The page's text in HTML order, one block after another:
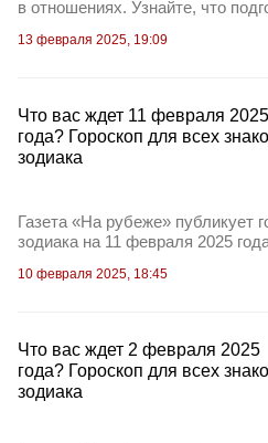
в отношениях. Узнайте, что
13 февраля 2025, 19:09
Что вас ждет 11 февраля 2025
года? Гороскоп для всех
зодиака
Газета «На рубеже» публикует
зодиака на 11 февраля 2025
10 февраля 2025, 18:45
Что вас ждет 2 февраля 2025
года? Гороскоп для всех
зодиака